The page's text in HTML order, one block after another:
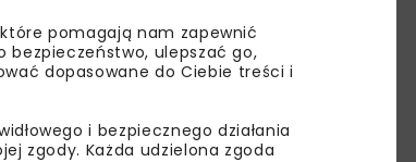
pomagają nam zapewnić
bezpieczeństwo, ulepszać go,
dopasowane do Ciebie treści i
i bezpiecznego działania
zgody. Każda udzielona zgoda